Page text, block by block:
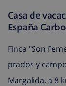
Casa de
España
Finca "Son
prados y
Margalida, a 8